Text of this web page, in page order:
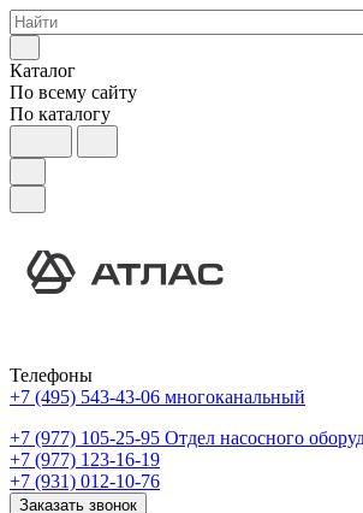
Каталог
По всему сайту
По каталогу
Телефоны
+7 (495) 543-43-06 многоканальный
+7 (977) 105-25-95 Отдел насосного
+7 (977) 123-16-19
+7 (931) 012-10-76
Заказать звонок